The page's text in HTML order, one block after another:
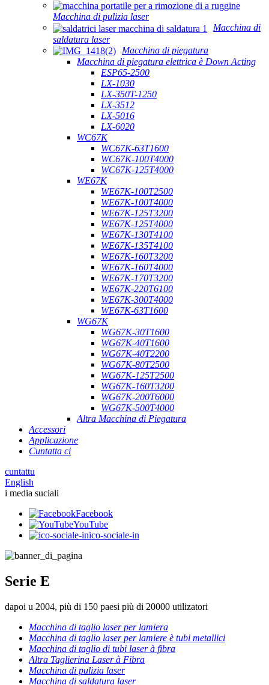
Macchina di pulizia laser
Macchina di
saldatura laser
Macchina di piegatura
Macchina di piegatura elettrica è Down Acting
ESP65-2500
LX-1030
LX-350T-1250
LX-3512
LX-5016
LX-6020
WC67K
WC67K-63T1600
WC67K-100T4000
WC67K-125T4000
WE67K
WE67K-100T2500
WE67K-100T4000
WE67K-125T3200
WE67K-125T4000
WE67K-130T4100
WE67K-135T4100
WE67K-160T3200
WE67K-160T4000
WE67K-170T3200
WE67K-220T6100
WE67K-300T4000
WE67K-63T1600
WG67K
WG67K-30T1600
WG67K-40T1600
WG67K-40T2200
WG67K-80T2500
WG67K-125T2500
WG67K-160T3200
WG67K-200T6000
WG67K-500T4000
Altra Macchina di Piegatura
Accessori
Applicazione
Cuntatta ci
cuntattu
English
i media suciali
Facebook
YouTube
ico-sociale-in
Serie E
dapoi u 2004, più di 150 paesi più di 20000 utilizatori
Macchina di taglio laser per lamiera
Macchina di taglio laser per lamiere è tubi metallici
Macchina di taglio di tubi laser à fibra
Altra Taglierina Laser à Fibra
Macchina di pulizia laser
Macchina di saldatura laser